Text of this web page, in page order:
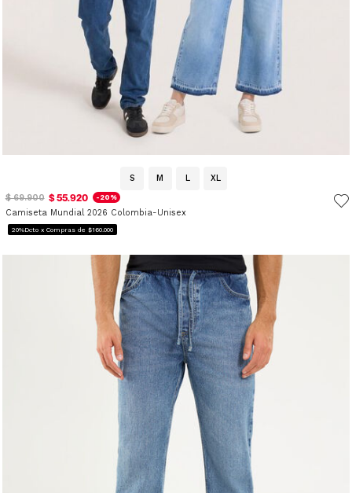
S M L
XL
$ 69.900 $ 55.920 -20%
Camiseta Mundial 2026 Colombia-Unisex
20%Dcto x Compras de $160.000